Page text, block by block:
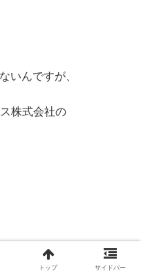
いんですが、
株式会社の
株式会社に
トップ サイドバー